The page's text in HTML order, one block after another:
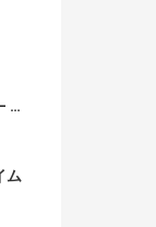
Mrs. GREEN APPLE – Brand New
ム